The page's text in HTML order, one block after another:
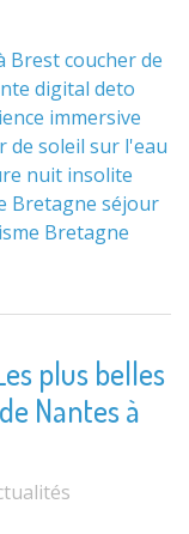
Brestcoucher de
digital deto
immersive
de soleil sur l'eau
nuit insolite
Bretagne séjour
Bretagne
plus belles
Nantes à